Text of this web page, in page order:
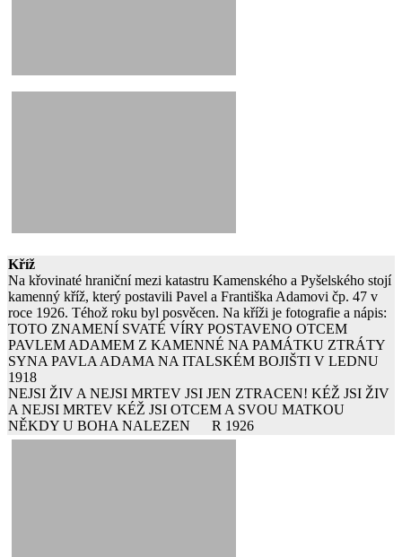
Kříž
Na křovinaté hraniční mezi katastru Kamenského a Pyšelského stojí
kamenný kříž, který postavili Pavel a Františka Adamovi čp. 47 v
roce 1926. Téhož roku byl posvěcen. Na kříži je fotografie a nápis:
TOTO ZNAMENÍ SVATÉ VÍRY POSTAVENO OTCEM
PAVLEM ADAMEM Z KAMENNÉ NA PAMÁTKU ZTRÁTY
SYNA PAVLA ADAMA NA ITALSKÉM BOJIŠTI V LEDNU
1918
NEJSI ŽIV A NEJSI MRTEV JSI JEN ZTRACEN! KÉŽ JSI ŽIV
A NEJSI MRTEV KÉŽ JSI OTCEM A SVOU MATKOU
NĚKDY U BOHA NALEZEN R 1926